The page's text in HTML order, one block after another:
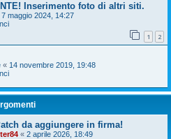
Inserimento foto di altri siti.
7 maggio 2024, 14:27
1 2
« 14 novembre 2019, 19:48
da aggiungere in firma!
« 2 aprile 2026, 18:49